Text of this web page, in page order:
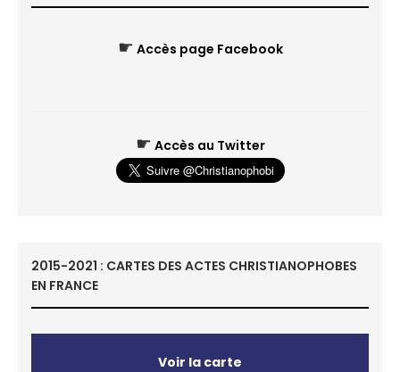
☛ Accès page Facebook
☛ Accès au Twitter
2015-2021 : CARTES DES ACTES CHRISTIANOPHOBES
EN FRANCE
Voir la carte